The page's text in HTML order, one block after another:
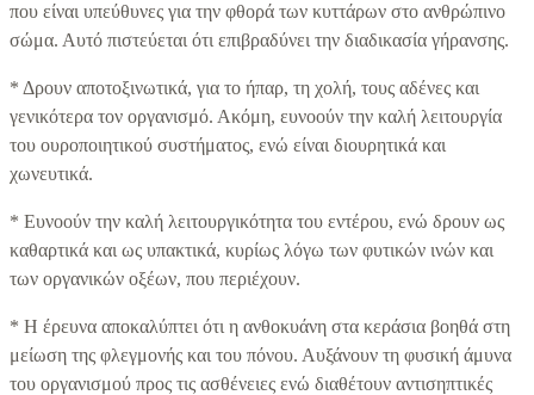
που είναι υπεύθυνες για την φθορά των κυττάρων στο ανθρώπινο
σώμα. Αυτό πιστεύεται ότι επιβραδύνει την διαδικασία γήρανσης.
* Δρουν αποτοξινωτικά, για το ήπαρ, τη χολή, τους αδένες και
γενικότερα τον οργανισμό. Ακόμη, ευνοούν την καλή λειτουργία
του ουροποιητικού συστήματος, ενώ είναι διουρητικά και
χωνευτικά.
* Ευνοούν την καλή λειτουργικότητα του εντέρου, ενώ δρουν ως
καθαρτικά και ως υπακτικά, κυρίως λόγω των φυτικών ινών και
των οργανικών οξέων, που περιέχουν.
* Η έρευνα αποκαλύπτει ότι η ανθοκυάνη στα κεράσια βοηθά στη
μείωση της φλεγμονής και του πόνου. Αυξάνουν τη φυσική άμυνα
του οργανισμού προς τις ασθένειες ενώ διαθέτουν αντισηπτικές